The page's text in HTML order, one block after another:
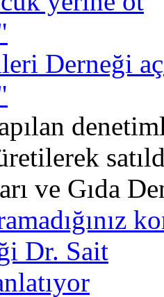
Derneği
ve Gıda